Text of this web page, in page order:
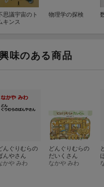
思議宇宙のト
キンス
物理学の探検
味のある商品
んぐりむらの
んやさん
かや みわ
どんぐりむらの
だいくさん
なかや みわ